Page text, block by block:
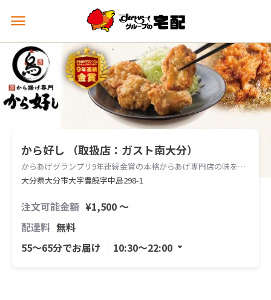
メ
ュ
ー
を
開
く
から好し （取扱店：ガスト南大分）
からあげグランプリ9年連続金賞の本格からあげ専門店の味をお届けします。
大分県大分市大字豊饒字中島298-1
注文可能金額 ¥1,500 〜
配達料 無料
55〜65分でお届け
10:30〜22:00